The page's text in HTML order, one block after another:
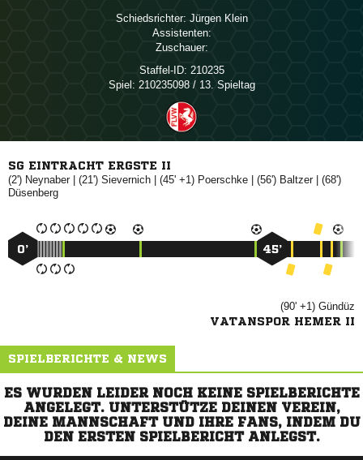
Schiedsrichter:  
Assistenten:
Zuschauer:
Staffel-ID: 210235
Spiel: 210235098 / 13. Spieltag
SG EINTRACHT ERGSTE II
(2') | (21')  | (45' +1)  | (56') | (68')

0’ 45’
(90' +1) 
VATANSPOR HEMER II
SPIELBERICHTE & NEWS
ES WURDEN LEIDER NOCH KEINE SPIELBERICHTE
ANGELEGT. UNTERSTÜTZE DEINEN VEREIN,
DEINE MANNSCHAFT UND IHRE FANS, INDEM DU
DEN ERSTEN SPIELBERICHT ANLEGST.